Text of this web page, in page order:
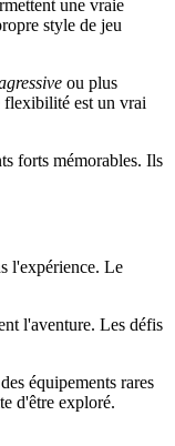
une vraie
style de jeu
ou plus
flexibilité est un vrai
forts mémorables. Ils
l'expérience. Le
l'aventure. Les défis
équipements rares
d'être exploré.